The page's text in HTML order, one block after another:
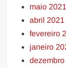
maio 2021
abril 2021
fevereiro
janeiro